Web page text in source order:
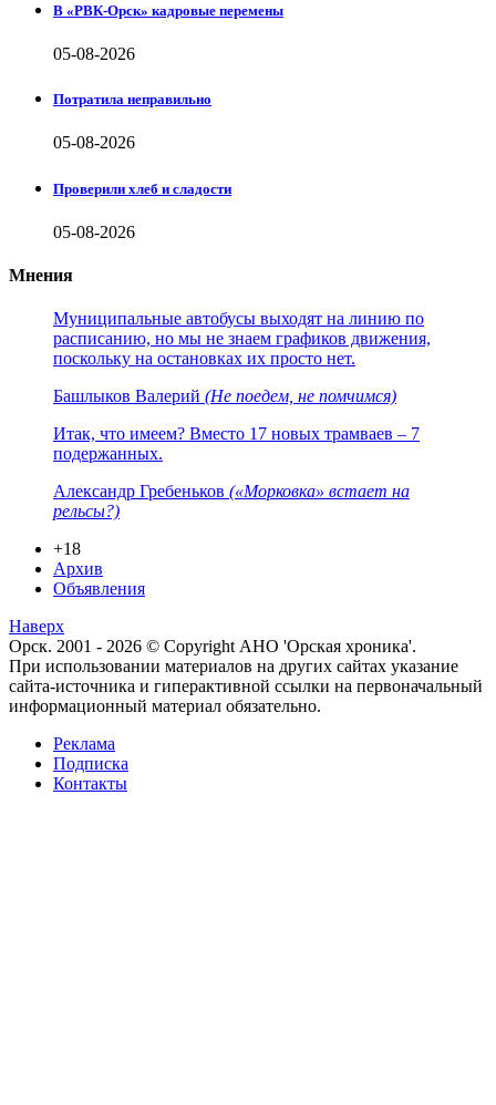
В «РВК-Орск» кадровые перемены
05-08-2026
Потратила неправильно
05-08-2026
Проверили хлеб и сладости
05-08-2026
Мнения
Муниципальные автобусы выходят на линию по
расписанию, но мы не знаем графиков движения,
поскольку на остановках их просто нет.
Башлыков Валерий (Не поедем, не помчимся)
Итак, что имеем? Вместо 17 новых трамваев – 7
подержанных.
Александр Гребеньков («Морковка» встает на
рельсы?)
+18
Архив
Объявления
Наверх
Орск. 2001 - 2026 © Copyright АНО 'Орская хроника'.
При использовании материалов на других сайтах указание
сайта-источника и гиперактивной ссылки на первоначальный
информационный материал обязательно.
Реклама
Подписка
Контакты